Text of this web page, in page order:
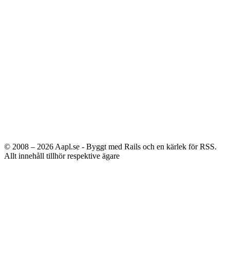
© 2008 – 2026 Aapl.se - Byggt med Rails och en kärlek för RSS.
Allt innehåll tillhör respektive ägare